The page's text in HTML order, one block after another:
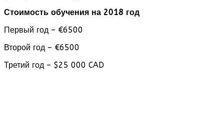
Стоимость обучения на 2018 год
Первый год – €6500
Второй год – €6500
Третий год – $25 000 CAD